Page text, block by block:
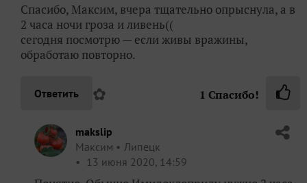
Спасибо, Максим, вчера тщательно опрыснула, а в
2 часа ночи гроза и ливень((
сегодня посмотрю — если живы вражины,
обработаю повторно.
Ответить ✿ 1 Спасибо!
makslip
Максим
Липецк
13 июня 2020, 14:59